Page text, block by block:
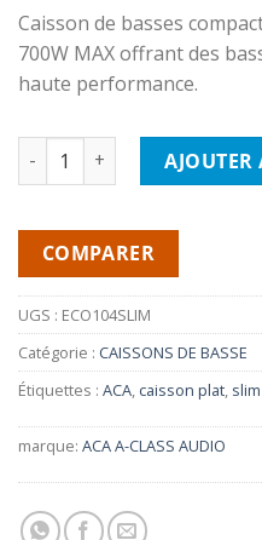
Caisson de basses
700W MAX offrant des
haute performance.
quantité de ACA
COMPARER
UGS : ECO104SLIM
Catégorie : CAISSONS DE BASSE
Étiquettes : ACA, caisson plat, slim
marque: ACA A-CLASS AUDIO